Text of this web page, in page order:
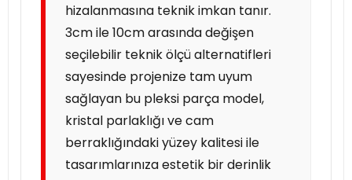
hizalanmasına teknik imkan tanır.
3cm ile 10cm arasında değişen
seçilebilir teknik ölçü alternatifleri
sayesinde projenize tam uyum
sağlayan bu pleksi parça model,
kristal parlaklığı ve cam
berraklığındaki yüzey kalitesi ile
tasarımlarınıza estetik bir derinlik